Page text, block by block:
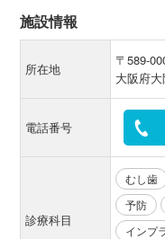
施設情報
所在地
〒589-
大阪府
電話番号
診療科目
むし歯
予防
インプ